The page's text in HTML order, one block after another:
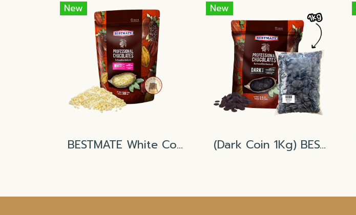
New
BESTMATE White Compound Mini Chips
New
(Dark Coin 1Kg) BESTMATE Dark Compound Buttons